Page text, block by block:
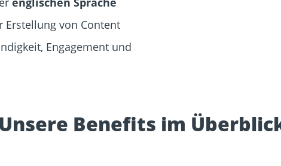
von Content
Engagement und
Unsere Benefits im